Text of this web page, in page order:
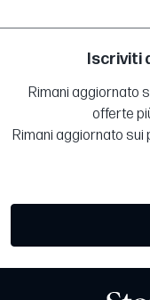
Iscriviti
Rimani aggiornato
offerte
Rimani aggiornato